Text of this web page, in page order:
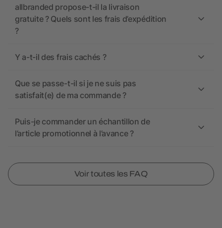
allbranded propose-t-il la livraison
gratuite ? Quels sont les frais d’expédition
?
Y a-t-il des frais cachés ?
Que se passe-t-il si je ne suis pas
satisfait(e) de ma commande ?
Puis-je commander un échantillon de
l’article promotionnel à l’avance ?
Voir toutes les FAQ